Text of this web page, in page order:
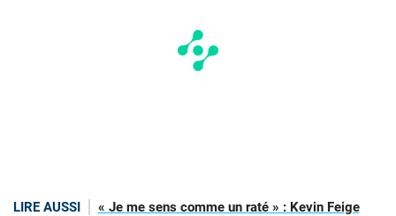
LIRE AUSSI
« Je me sens comme un raté » : Kevin Feige